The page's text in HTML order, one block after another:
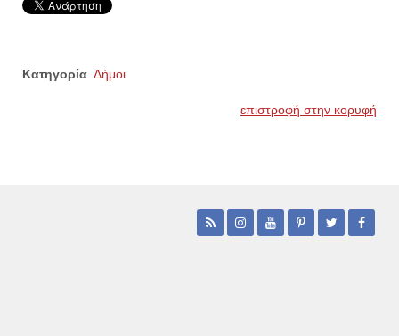
Κατηγορία Δήμοι
επιστροφή στην κορυφή